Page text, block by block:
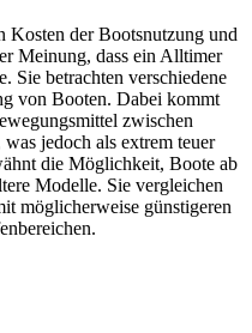
Kosten der Bootsnutzung und
Meinung, dass ein Alltimer
Sie betrachten verschiedene
von Booten. Dabei kommt
zwischen
jedoch als extrem teuer
die Möglichkeit, Boote ab
Modelle. Sie vergleichen
möglicherweise günstigeren